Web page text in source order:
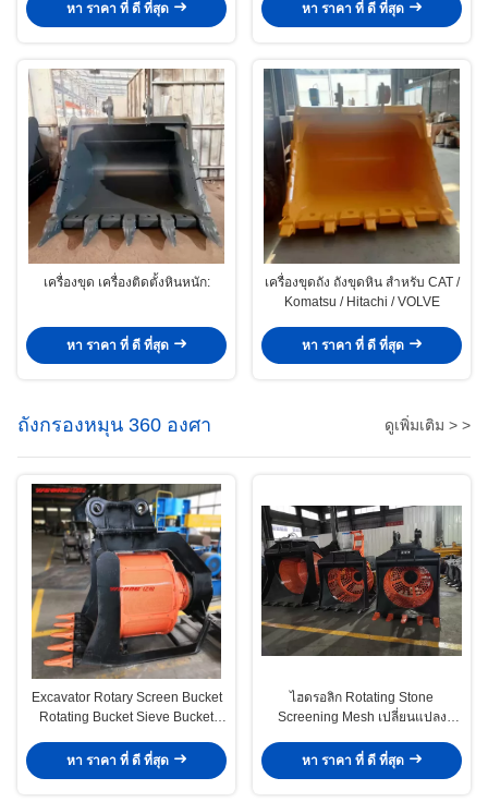
หา ราคา ที่ ดี ที่สุด หา ราคา ที่ ดี ที่สุด
เครื่องขุด เครื่องติดตั้งหินหนัก:
หา ราคา ที่ ดี ที่สุด
เครื่องขุดถัง ถังขุดหิน สําหรับ CAT /
Komatsu / Hitachi / VOLVE
หา ราคา ที่ ดี ที่สุด
ถังกรองหมุน 360 องศา ดูเพิ่มเติม > >
Excavator Rotary Screen Bucket
Rotating Bucket Sieve Bucket
หา ราคา ที่ ดี ที่สุด
ไฮดรอลิก Rotating Stone
Screening Mesh เปลี่ยนแปลง
เครื่องขุดดิน 7-10t
หา ราคา ที่ ดี ที่สุด